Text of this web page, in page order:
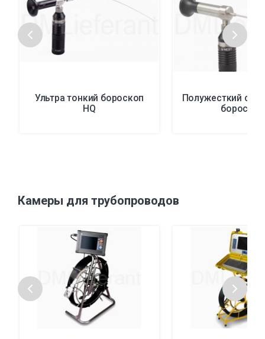
Ультра тонкий бороскоп
HQ
Полужесткий
бороскоп
Камеры для трубопроводов